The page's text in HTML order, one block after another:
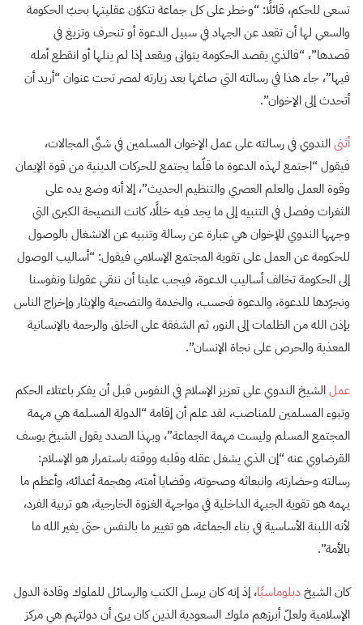
تسعى للحكم، قائلًا: “وخطر على كل جماعة تتكوّن عقليتها بحبّ الحكومة
والسعي لها أن تقعد عن الجهاد في سبيل الدعوة أو تنحرف وتزيغ في
قصدها”، “فالذي يقصد الحكومة يتوانى ويقعد إذا لم ينلها أو انقطع أمله
فيها”، جاء هذا في رسالته التي صاغها بعد زيارته لمصر تحت عنوان “أريد أن
أتحدث إلى الإخوان”.
أثنىالندوي في رسالته على عمل الإخوان المسلمين في شتّى المجالات،
فيقول “اجتمع لهذه الدعوة ما قلّما يجتمع للحركات الدينية من قوة الإيمان
وقوة العمل والعلم العصري والتنظيم الحديث”، إلا أنه وضع يده على
الثغرات وفصل في التنبيه إلى ما يجد فيه خللًا، كانت النصيحة الكبرى التي
وجهها الندوي للإخوان هي عبارة عن رسالة وتنبيه عن الانشغال بالوصول
للحكومة عن العمل على تقوية المجتمع الإسلامي فيقول: “أساليب الوصول
إلى الحكومة تخالف أساليب الدعوة، فيجب علينا أن ننقي عقولنا ونفوسنا
ونجرّدها للدعوة، والدعوة فحسب، والخدمة والتضحية والإيثار وإخراج الناس
بإذن الله من الظلمات إلى النور، ثم الشفقة على الخلق والرحمة بالإنسانية
المعذبة والحرص على نجاة الإنسان”.
عملالشيخ الندوي على تعزيز الإسلام في النفوس قبل أن يفكر باعتلاء الحكم
وتبوء المسلمين للمناصب، لقد علم أن إقامة “الدولة المسلمة هي مهمة
المجتمع المسلم وليست مهمة الجماعة”، وبهذا الصدد يقول الشيخ يوسف
القرضاوي عنه “إن الذي يشغل عقله وقلبه ووقته باستمرار هو الإسلام:
رسالته وحضارته، وانبعاثه وصحوته، وقضايا أمته، وهجمة أعدائه، وأعظم ما
يهمه هو تقوية الجبهة الداخلية في مواجهة الغزوة الخارجية، هو تربية الفرد،
لأنه اللبنة الأساسية في بناء الجماعة، هو تغيير ما بالنفس حتى يغير الله ما
بالأمة”.
كان الشيخدبلوماسيًا، إذ إنه كان يرسل الكتب والرسائل للملوك وقادة الدول
الإسلامية ولعلّ أبرزهم ملوك السعودية الذين كان يرى أن دولتهم هي مركز